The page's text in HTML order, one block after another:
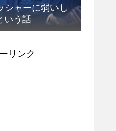
シャーに弱いし
いう話
リンク